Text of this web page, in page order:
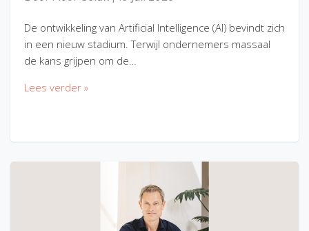
De ontwikkeling van Artificial Intelligence (AI) bevindt zich
in een nieuw stadium. Terwijl ondernemers massaal
de kans grijpen om de…
Lees verder »